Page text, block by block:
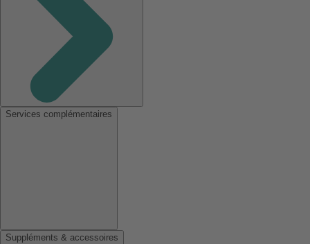
Services complémentaires
Suppléments & accessoires